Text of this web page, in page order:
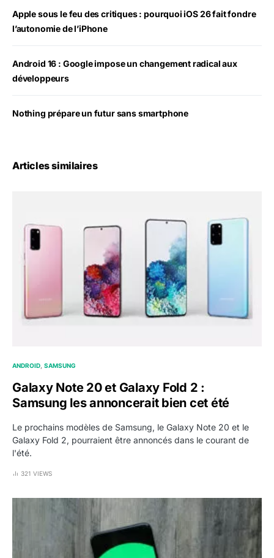
Apple sous le feu des critiques : pourquoi iOS 26 fait fondre
l’autonomie de l’iPhone
Android 16 : Google impose un changement radical aux
développeurs
Nothing prépare un futur sans smartphone
Articles similaires
ANDROID SAMSUNG
Galaxy Note 20 et Galaxy Fold 2 :
Samsung les annoncerait bien cet été
Le prochains modèles de Samsung, le Galaxy Note 20 et le
Galaxy Fold 2, pourraient être annoncés dans le courant de
l'été.
321 VIEWS